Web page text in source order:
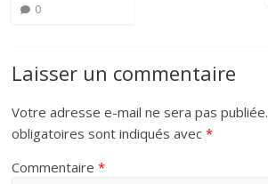
0
Laisser un commentaire
Votre adresse e-mail ne sera pas publiée.
obligatoires sont indiqués avec*
Commentaire*